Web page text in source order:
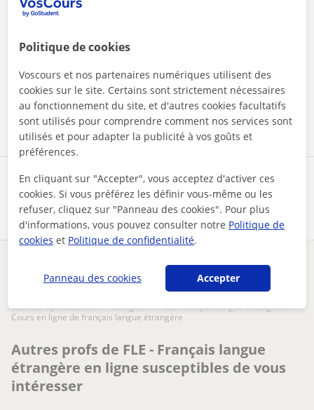
Partagez ce professeur
En cliquant sur l'un des deux boutons, vous acceptez nos
Contacter maintenant
Des problèmes avec ce profil ?Signalez-le
Vos cours particuliers En ligne
FLE - Français langue étrangère
cours en ligne de français langue étrangère
Autres profs de FLE - Français langue
étrangère en ligne susceptibles de vous
intéresser
Politique de cookies
Voscours et nos partenaires numériques utilisent des
cookies sur le site. Certains sont strictement nécessaires
au fonctionnement du site, et d'autres cookies facultatifs
sont utilisés pour comprendre comment nos services sont
utilisés et pour adapter la publicité à vos goûts et
préférences.
En cliquant sur "Accepter", vous acceptez d'activer ces
cookies. Si vous préférez les définir vous-même ou les
refuser, cliquez sur "Panneau des cookies". Pour plus
d'informations, vous pouvez consulter notre Politique de
cookies et Politique de confidentialité.
Panneau des cookies Accepter